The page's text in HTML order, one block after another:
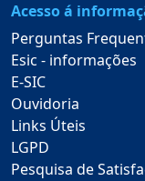
Acesso á
Perguntas
Esic - informações
E-SIC
Ouvidoria
Links Úteis
LGPD
Pesquisa de